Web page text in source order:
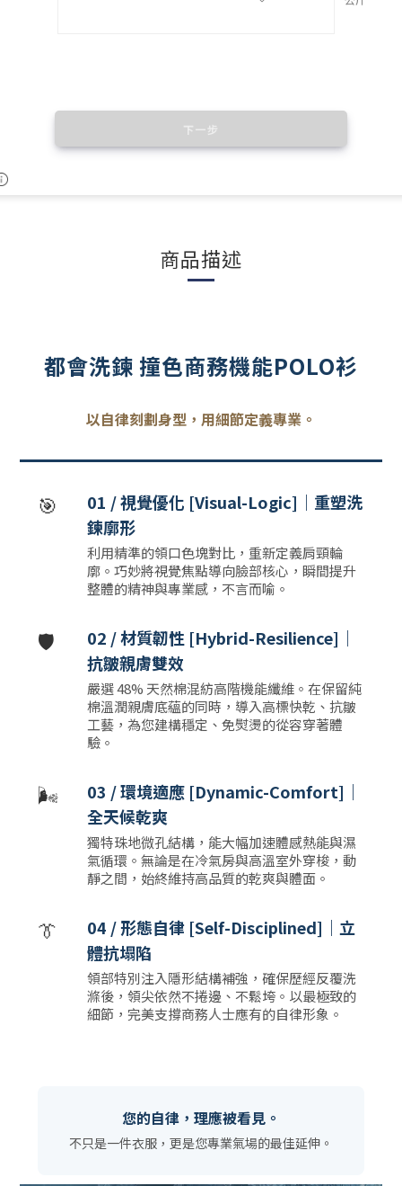
商品描述
都會洗鍊 撞色商務機能POLO衫
以自律刻劃身型，用細節定義專業。
🎯
01 / 視覺優化 [Visual-Logic]｜重塑洗
鍊廓形
利用精準的領口色塊對比，重新定義肩頸輪
廓。巧妙將視覺焦點導向臉部核心，瞬間提升
整體的精神與專業感，不言而喻。
🛡️
02 / 材質韌性 [Hybrid-Resilience]｜
抗皺親膚雙效
嚴選 48% 天然棉混紡高階機能纖維。在保留純
棉溫潤親膚底蘊的同時，導入高標快乾、抗皺
工藝，為您建構穩定、免熨燙的從容穿著體
驗。
🌬️
03 / 環境適應 [Dynamic-Comfort]｜
全天候乾爽
獨特珠地微孔結構，能大幅加速體感熱能與濕
氣循環。無論是在冷氣房與高溫室外穿梭，動
靜之間，始終維持高品質的乾爽與體面。
👔
04 / 形態自律 [Self-Disciplined]｜立
體抗塌陷
領部特別注入隱形結構補強，確保歷經反覆洗
滌後，領尖依然不捲邊、不鬆垮。以最極致的
細節，完美支撐商務人士應有的自律形象。
您的自律，理應被看見。
不只是一件衣服，更是您專業氣場的最佳延伸。